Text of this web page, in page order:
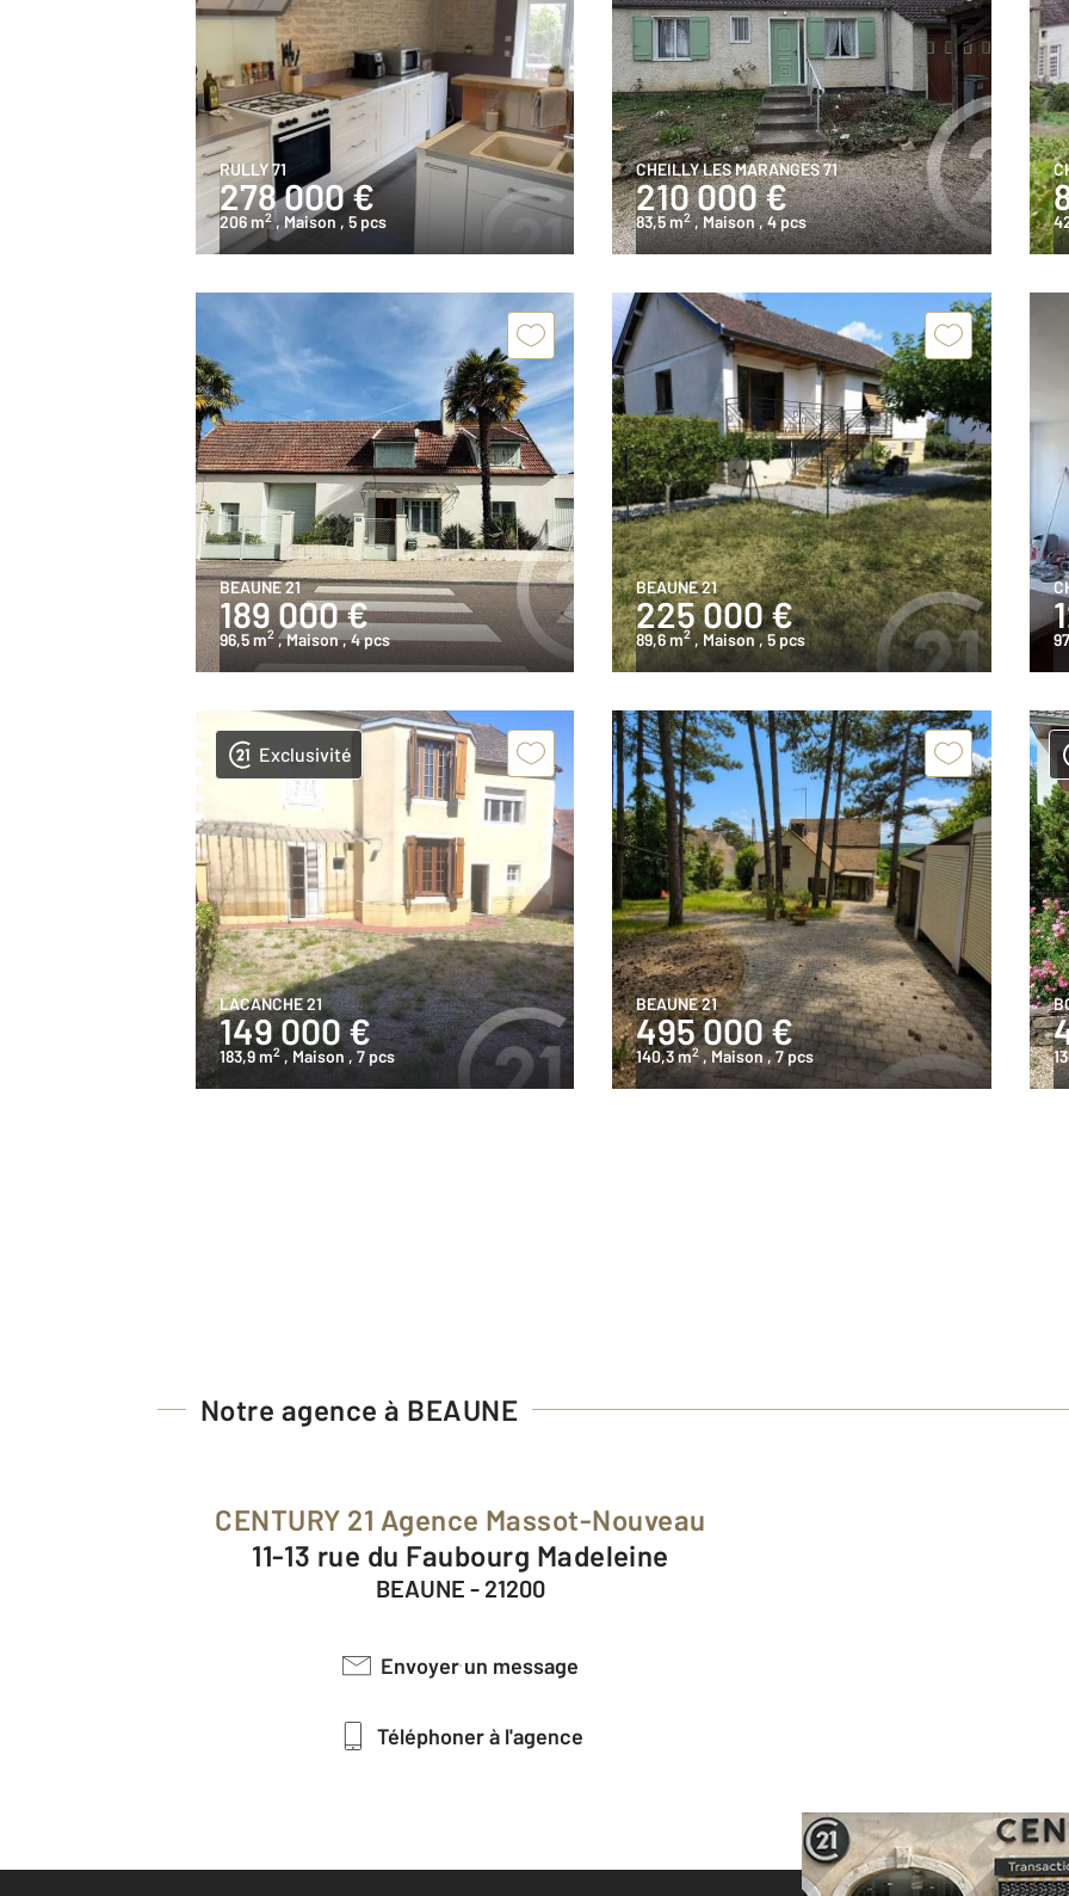
RULLY 71
278 000 €
206 m2 , Maison , 5 pcs
CHEILLY LES MARANGES 71
210 000 €
83,5 m2 , Maison, 4 pcs
BEAUNE 21
189 000 €
96,5 m2 , Maison, 4 pcs
BEAUNE 21
225 000 €
89,6 m2 , Maison , 5 pcs
Exclusivité
LACANCHE 21
149 000 €
183,9 m2 , Maison , 7 pcs
BEAUNE 21
495 000 €
140,3 m2 , Maison, 7 pcs
Notre agence à BEAUNE
CENTURY 21 Agence Massot-Nouveau
11-13 rue du Faubourg Madeleine
BEAUNE - 21200
Envoyer un message
Téléphoner à l'agence